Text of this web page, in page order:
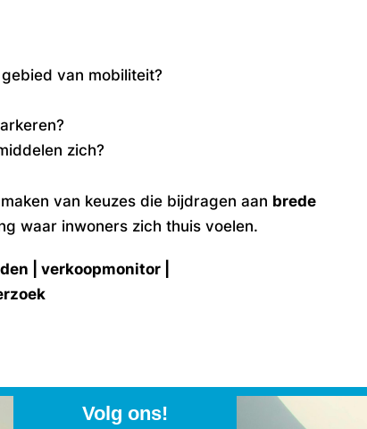
van mobiliteit?
zich?
van keuzes die bijdragen aan brede
waar inwoners zich thuis voelen.
| verkoopmonitor |
Volg ons!